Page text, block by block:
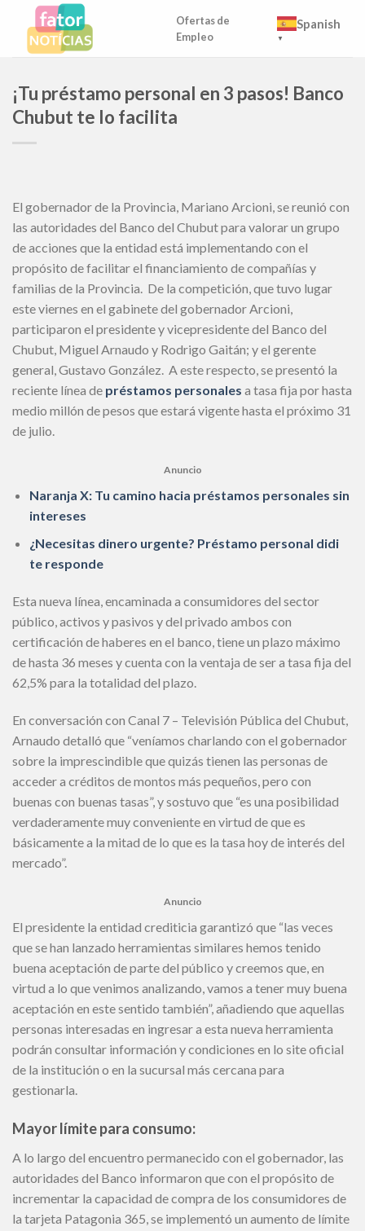
content
Ofertas de
Empleo
Spanish
▼
¡Tu préstamo personal en 3 pasos! Banco
Chubut te lo facilita
El gobernador de la Provincia, Mariano Arcioni, se reunió con
las autoridades del Banco del Chubut para valorar un grupo
de acciones que la entidad está implementando con el
propósito de facilitar el financiamiento de compañías y
familias de la Provincia. De la competición, que tuvo lugar
este viernes en el gabinete del gobernador Arcioni,
participaron el presidente y vicepresidente del Banco del
Chubut, Miguel Arnaudo y Rodrigo Gaitán; y el gerente
general, Gustavo González. A este respecto, se presentó la
reciente línea de préstamos personales a tasa fija por hasta
medio millón de pesos que estará vigente hasta el próximo 31
de julio.
Anuncio
Naranja X: Tu camino hacia préstamos personales sin
intereses
¿Necesitas dinero urgente? Préstamo personal didi
te responde
Esta nueva línea, encaminada a consumidores del sector
público, activos y pasivos y del privado ambos con
certificación de haberes en el banco, tiene un plazo máximo
de hasta 36 meses y cuenta con la ventaja de ser a tasa fija del
62,5% para la totalidad del plazo.
En conversación con Canal 7 – Televisión Pública del Chubut,
Arnaudo detalló que “veníamos charlando con el gobernador
sobre la imprescindible que quizás tienen las personas de
acceder a créditos de montos más pequeños, pero con
buenas con buenas tasas”, y sostuvo que “es una posibilidad
verdaderamente muy conveniente en virtud de que es
básicamente a la mitad de lo que es la tasa hoy de interés del
mercado”.
Anuncio
El presidente la entidad crediticia garantizó que “las veces
que se han lanzado herramientas similares hemos tenido
buena aceptación de parte del público y creemos que, en
virtud a lo que venimos analizando, vamos a tener muy buena
aceptación en este sentido también”, añadiendo que aquellas
personas interesadas en ingresar a esta nueva herramienta
podrán consultar información y condiciones en lo site oficial
de la institución o en la sucursal más cercana para
gestionarla.
Mayor límite para consumo:
A lo largo del encuentro permanecido con el gobernador, las
autoridades del Banco informaron que con el propósito de
incrementar la capacidad de compra de los consumidores de
la tarjeta Patagonia 365, se implementó un aumento de límite